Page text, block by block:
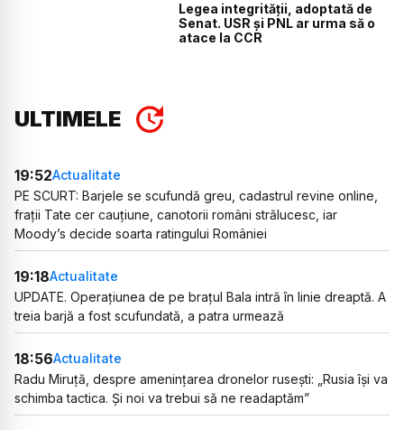
Legea integrității, adoptată de
Senat. USR și PNL ar urma să o
atace la CCR
ULTIMELE
19:52Actualitate
PE SCURT: Barjele se scufundă greu, cadastrul revine online,
frații Tate cer cauțiune, canotorii români strălucesc, iar
Moody’s decide soarta ratingului României
19:18Actualitate
UPDATE. Operațiunea de pe brațul Bala intră în linie dreaptă. A
treia barjă a fost scufundată, a patra urmează
18:56Actualitate
Radu Miruță, despre amenințarea dronelor rusești: „Rusia își va
schimba tactica. Și noi va trebui să ne readaptăm”